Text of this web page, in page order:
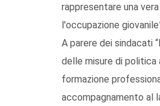
rappresentare una
l'occupazione
A parere dei sindacati
delle misure di
formazione
accompagnamento al